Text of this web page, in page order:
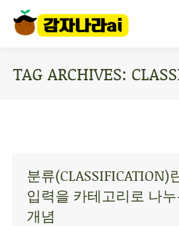
TAG ARCHIVES:
분류(CLASSIFICATION)
입력을 카테고리로 나
개념